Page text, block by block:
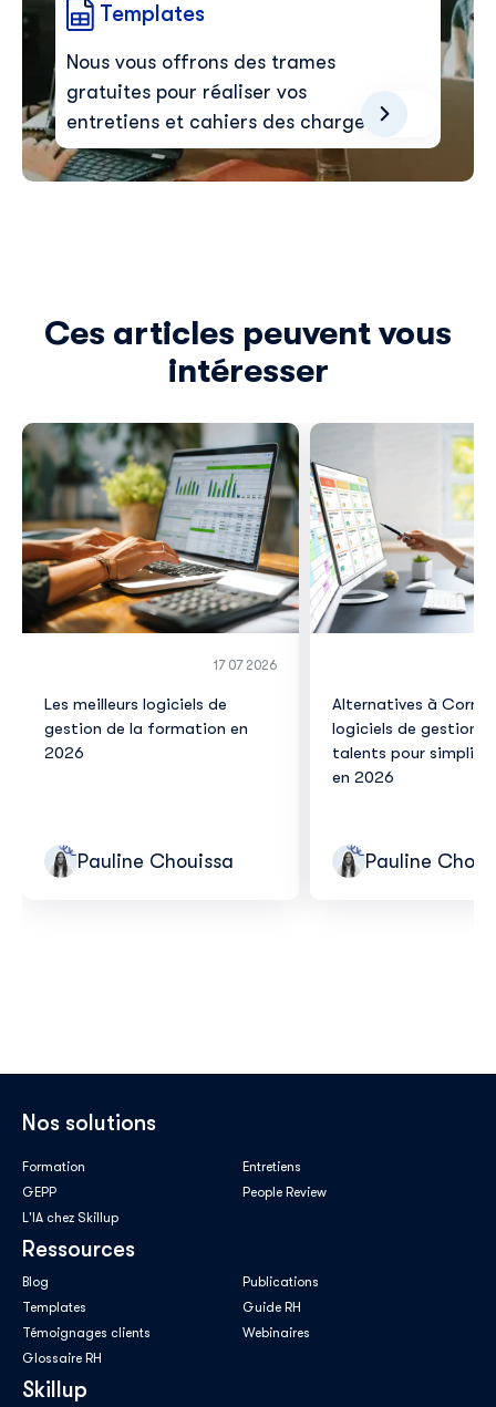
Templates
Nous vous offrons des trames
gratuites pour réaliser vos
entretiens et cahiers des charges
Ces articles peuvent vous
intéresser
17 07 2026
Les meilleurs logiciels de
gestion de la formation en
2026
Pauline Chouissa
Alternatives à
logiciels de gestion
talents pour
en 2026
Pauline
Nos solutions
Formation
Entretiens
GEPP
People Review
L'IA chez Skillup
Ressources
Blog
Publications
Templates
Guide RH
Témoignages clients
Webinaires
Glossaire RH
Skillup